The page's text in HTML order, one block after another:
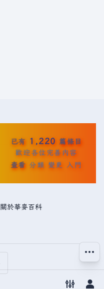
已有 1,220 篇條目
歡迎各位完善內容
查看 分類 變更 入門
關於華麥百科